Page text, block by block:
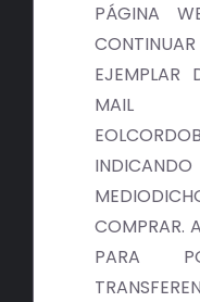
PÁGINA
EJEMPLAR
COMPRAR.
PARA